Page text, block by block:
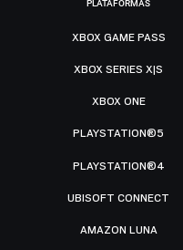
PLATAFORMAS
XBOX GAME PASS
XBOX SERIES X|S
XBOX ONE
PLAYSTATION®5
PLAYSTATION®4
UBISOFT CONNECT
AMAZON LUNA